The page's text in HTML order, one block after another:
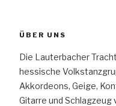
ÜBER UNS
Die Lauterbacher
hessische
Akkordeons, Geige,
Gitarre und